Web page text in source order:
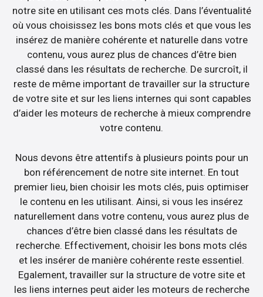
notre site en utilisant ces mots clés. Dans l’éventualité
où vous choisissez les bons mots clés et que vous les
insérez de manière cohérente et naturelle dans votre
contenu, vous aurez plus de chances d’être bien
classé dans les résultats de recherche. De surcroît, il
reste de même important de travailler sur la structure
de votre site et sur les liens internes qui sont capables
d’aider les moteurs de recherche à mieux comprendre
votre contenu.
Nous devons être attentifs à plusieurs points pour un
bon référencement de notre site internet. En tout
premier lieu, bien choisir les mots clés, puis optimiser
le contenu en les utilisant. Ainsi, si vous les insérez
naturellement dans votre contenu, vous aurez plus de
chances d’être bien classé dans les résultats de
recherche. Effectivement, choisir les bons mots clés
et les insérer de manière cohérente reste essentiel.
Egalement, travailler sur la structure de votre site et
les liens internes peut aider les moteurs de recherche